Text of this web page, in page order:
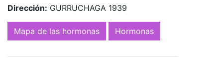
Dirección: GURRUCHAGA 1939
Mapa de las hormonas Hormonas